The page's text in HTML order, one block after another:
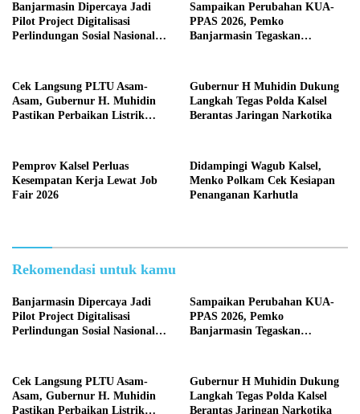
Banjarmasin Dipercaya Jadi
Pilot Project Digitalisasi
Perlindungan Sosial Nasional
Sampaikan Perubahan KUA-
PPAS 2026, Pemko
Banjarmasin Tegaskan
Cek Langsung PLTU Asam-
Asam, Gubernur H. Muhidin
Pastikan Perbaikan Listrik
Gubernur H Muhidin Dukung
Langkah Tegas Polda Kalsel
Berantas Jaringan Narkotika
Pemprov Kalsel Perluas
Kesempatan Kerja Lewat Job
Fair 2026
Didampingi Wagub Kalsel,
Menko Polkam Cek Kesiapan
Penanganan Karhutla
Rekomendasi untuk kamu
Banjarmasin Dipercaya Jadi
Pilot Project Digitalisasi
Perlindungan Sosial Nasional
Sampaikan Perubahan KUA-
PPAS 2026, Pemko
Banjarmasin Tegaskan
Cek Langsung PLTU Asam-
Asam, Gubernur H. Muhidin
Pastikan Perbaikan Listrik
Gubernur H Muhidin Dukung
Langkah Tegas Polda Kalsel
Berantas Jaringan Narkotika